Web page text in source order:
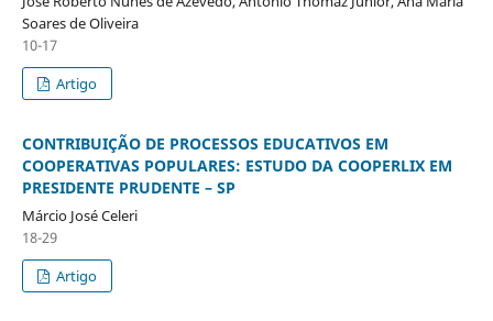
Soares de Oliveira
10-17
Artigo
CONTRIBUIÇÃO DE PROCESSOS EDUCATIVOS EM
COOPERATIVAS POPULARES: ESTUDO DA COOPERLIX EM
PRESIDENTE PRUDENTE – SP
Márcio José Celeri
18-29
Artigo